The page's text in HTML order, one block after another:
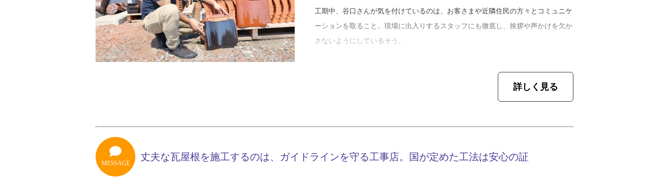
友人を横目に、家に戻って瓦屋になればどうにかなる？他の仕事に就いても結局い
ずれ瓦屋……？なんて、考えが定まらない自分に焦ってきて。そんな状態で、就活
には全く身が入りませんでした」
へ。しかし、20代の10年間はすごく辛かったといいます。社長の息子とはいえ、谷
ったのなんの。喫煙や車の運転を是正しようと努力したんですが、誰も聞く耳を持
工期中、谷口さんが気を付けているのは、お客さまや近隣住民の方々とコミュニケ
ーションを取ること。現場に出入りするスタッフにも徹底し、挨拶や声かけを欠か
さないようにしているそう。
「私は説明が好きなんで、いつもついお喋りしてしまうんですけどね。スタッフに
も、できる限りのコミュニケーションを取ってほしいと伝えています。お客さまが
知らない屋根の話とか、ちょっと雑談できたらお互いに楽しいと思うんです。現場
詳しく見る
MESSAGE
丈夫な瓦屋根を施工するのは、ガイドラインを守る工事店。国が定めた工法は安心の証